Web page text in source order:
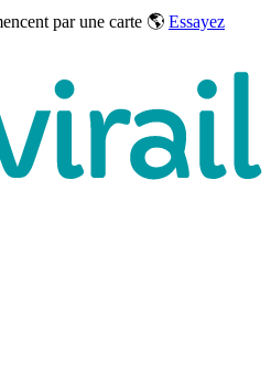
par une carte 🌎 Essayez